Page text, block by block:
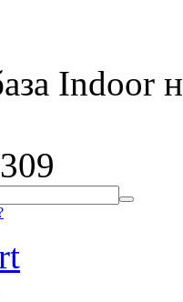
Indoor